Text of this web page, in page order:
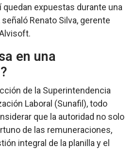
quedan expuestas durante una
señaló Renato Silva, gerente
en una
de la Superintendencia
Laboral (Sunafil), todo
que la autoridad no solo
de las remuneraciones,
integral de la planilla y el